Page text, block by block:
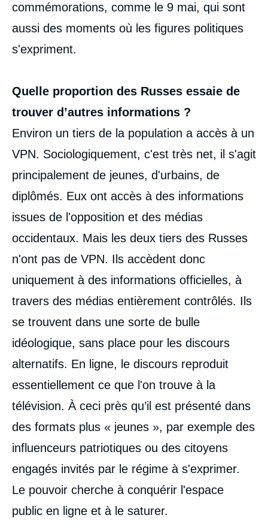
commémorations, comme le 9 mai, qui sont
aussi des moments où les figures politiques
s'expriment.
Quelle proportion des Russes essaie de
trouver d’autres informations ?
Environ un tiers de la population a accès à un
VPN. Sociologiquement, c'est très net, il s'agit
principalement de jeunes, d'urbains, de
diplômés. Eux ont accès à des informations
issues de l'opposition et des médias
occidentaux. Mais les deux tiers des Russes
n'ont pas de VPN. Ils accèdent donc
uniquement à des informations officielles, à
travers des médias entièrement contrôlés. Ils
se trouvent dans une sorte de bulle
idéologique, sans place pour les discours
alternatifs. En ligne, le discours reproduit
essentiellement ce que l'on trouve à la
télévision. À ceci près qu’il est présenté dans
des formats plus « jeunes », par exemple des
influenceurs patriotiques ou des citoyens
engagés invités par le régime à s'exprimer.
Le pouvoir cherche à conquérir l'espace
public en ligne et à le saturer.